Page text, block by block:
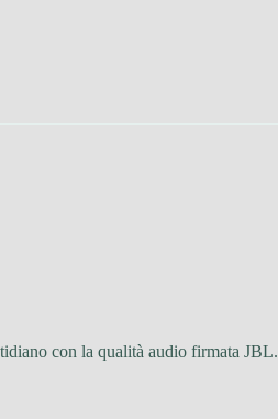
con la qualità audio firmata JBL.